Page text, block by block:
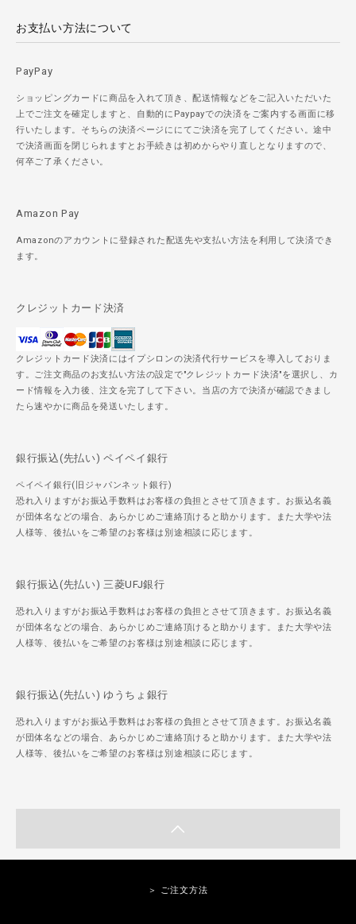
お支払い方法について
PayPay
ショッピングカードに商品を入れて頂き、配送情報などをご記入いただいた
上でご注文を確定しますと、自動的にPaypayでの決済をご案内する画面に移
行いたします。そちらの決済ページににてご決済を完了してください。途中
で決済画面を閉じられますとお手続きは初めからやり直しとなりますので、
何卒ご了承ください。
Amazon Pay
Amazonのアカウントに登録された配送先や支払い方法を利用して決済でき
ます。
クレジットカード決済
クレジットカード決済にはイプシロンの決済代行サービスを導入しておりま
す。ご注文商品のお支払い方法の設定で"クレジットカード決済"を選択し、カ
ード情報を入力後、注文を完了して下さい。当店の方で決済が確認できまし
たら速やかに商品を発送いたします。
銀行振込(先払い) ペイペイ銀行
ペイペイ銀行(旧ジャパンネット銀行)
恐れ入りますがお振込手数料はお客様の負担とさせて頂きます。お振込名義
が団体名などの場合、あらかじめご連絡頂けると助かります。また大学や法
人様等、後払いをご希望のお客様は別途相談に応じます。
銀行振込(先払い) 三菱UFJ銀行
恐れ入りますがお振込手数料はお客様の負担とさせて頂きます。お振込名義
が団体名などの場合、あらかじめご連絡頂けると助かります。また大学や法
人様等、後払いをご希望のお客様は別途相談に応じます。
銀行振込(先払い) ゆうちょ銀行
恐れ入りますがお振込手数料はお客様の負担とさせて頂きます。お振込名義
が団体名などの場合、あらかじめご連絡頂けると助かります。また大学や法
人様等、後払いをご希望のお客様は別途相談に応じます。
＞ ご注文方法